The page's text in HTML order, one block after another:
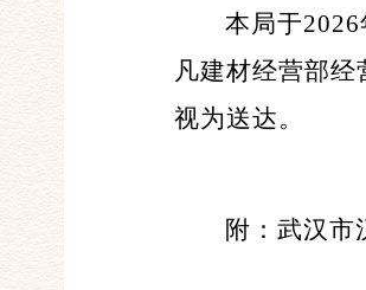
本局于
凡建材经营部
视为送达。
附：武汉市